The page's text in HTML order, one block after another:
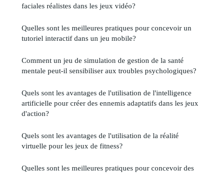
faciales réalistes dans les jeux vidéo?
Quelles sont les meilleures pratiques pour concevoir un
tutoriel interactif dans un jeu mobile?
Comment un jeu de simulation de gestion de la santé
mentale peut-il sensibiliser aux troubles psychologiques?
Quels sont les avantages de l'utilisation de l'intelligence
artificielle pour créer des ennemis adaptatifs dans les jeux
d'action?
Quels sont les avantages de l'utilisation de la réalité
virtuelle pour les jeux de fitness?
Quelles sont les meilleures pratiques pour concevoir des